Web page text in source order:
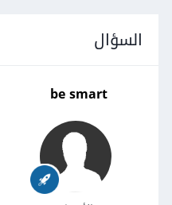
السؤال
be smart